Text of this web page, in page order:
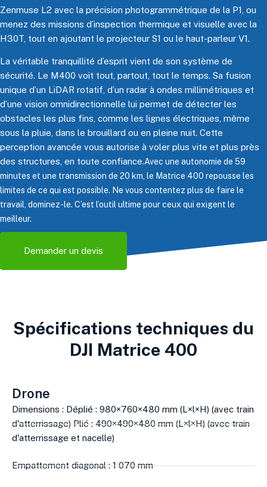
Zenmuse L2 avec la précision photogrammétrique de la P1, ou
menez des missions d’inspection thermique et visuelle avec la
H30T, tout en ajoutant le projecteur S1 ou le haut-parleur V1.
La véritable tranquillité d’esprit vient de son système de
sécurité. Le M400 voit tout, partout, tout le temps. Sa fusion
unique d’un LiDAR rotatif, d’un radar à ondes millimétriques et
d’une vision omnidirectionnelle lui permet de détecter les
obstacles les plus fins, comme les lignes électriques, même
sous la pluie, dans le brouillard ou en pleine nuit. Cette
perception avancée vous autorise à voler plus vite et plus près
des structures, en toute confiance.Avec une autonomie de 59
minutes et une transmission de 20 km , le Matrice 400 repousse les
limites de ce qui est possible. Ne vous contentez plus de faire le
travail, dominez-le. C’est l’outil ultime pour ceux qui exigent le
meilleur.
Demander un devis
Spécifications techniques du
DJI Matrice 400
Drone
Dimensions : Déplié : 980×760×480 mm (L×l×H) (avec train
d'atterrissage) Plié : 490×490×480 mm (L×l×H) (avec train
d'atterrissage et nacelle)
Empattement diagonal : 1 070 mm